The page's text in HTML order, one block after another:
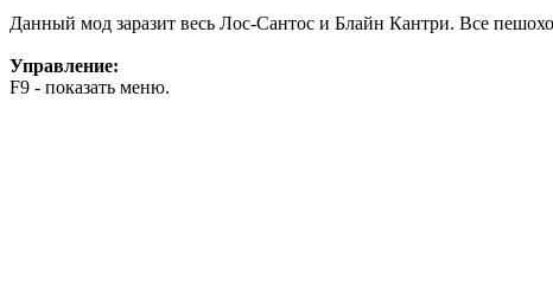
Данный мод заразит весь Лос-Сантос и Блайн Кантри. Все
Управление:
F9 - показать меню.